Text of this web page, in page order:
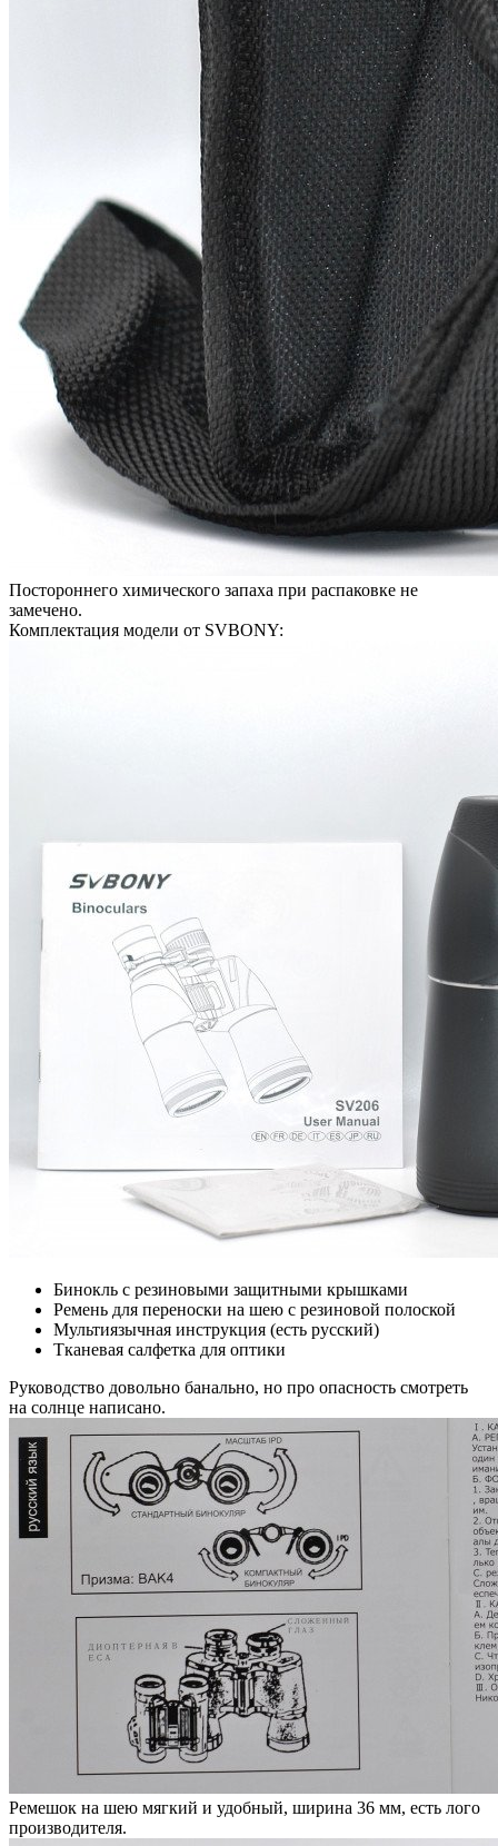
Постороннего химического запаха при распаковке не
замечено.
Комплектация модели от SVBONY:
Бинокль с резиновыми защитными крышками
Ремень для переноски на шею с резиновой полоской
Мультиязычная инструкция (есть русский)
Тканевая салфетка для оптики
Руководство довольно банально, но про опасность смотреть
на солнце написано.
Ремешок на шею мягкий и удобный, ширина 36 мм, есть лого
производителя.